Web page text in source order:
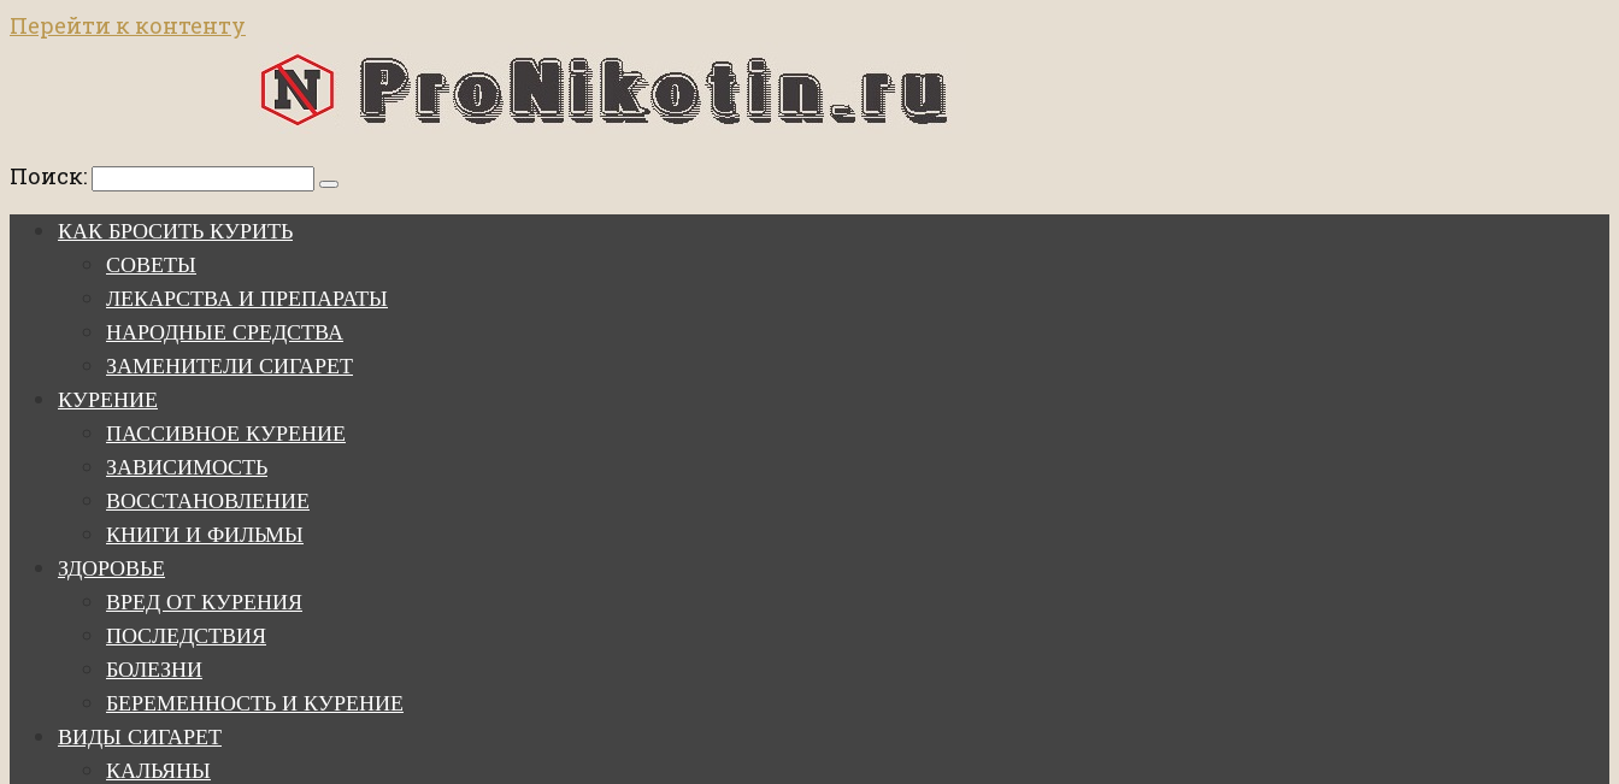
Перейти к контенту
Поиск:
КАК БРОСИТЬ КУРИТЬ
СОВЕТЫ
ЛЕКАРСТВА И ПРЕПАРАТЫ
НАРОДНЫЕ СРЕДСТВА
ЗАМЕНИТЕЛИ СИГАРЕТ
КУРЕНИЕ
ПАССИВНОЕ КУРЕНИЕ
ЗАВИСИМОСТЬ
ВОССТАНОВЛЕНИЕ
КНИГИ И ФИЛЬМЫ
ЗДОРОВЬЕ
ВРЕД ОТ КУРЕНИЯ
ПОСЛЕДСТВИЯ
БОЛЕЗНИ
БЕРЕМЕННОСТЬ И КУРЕНИЕ
ВИДЫ СИГАРЕТ
КАЛЬЯНЫ